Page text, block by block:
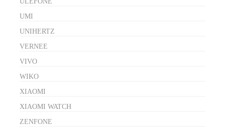
UMI
UNIHERTZ
VERNEE
VIVO
WIKO
XIAOMI
XIAOMI WATCH
ZENFONE